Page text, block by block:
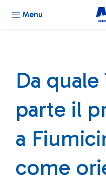
Menu
Da
parte il
a
come